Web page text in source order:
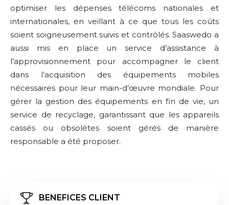
optimiser les dépenses télécoms nationales et
internationales, en veillant à ce que tous les coûts
soient soigneusement suivis et contrôlés. Saaswedo a
aussi mis en place un service d’assistance à
l’approvisionnement pour accompagner le client
dans l’acquisition des équipements mobiles
nécessaires pour leur main-d’œuvre mondiale. Pour
gérer la gestion des équipements en fin de vie, un
service de recyclage, garantissant que les appareils
cassés ou obsolètes soient gérés de manière
responsable a été proposer.
BENEFICES CLIENT